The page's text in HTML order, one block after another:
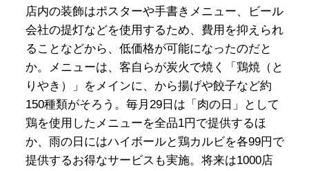
店内の装飾はポスターや手書きメニュー、ビール
会社の提灯などを使用するため、費用を抑えられ
ることなどから、低価格が可能になったのだと
か。メニューは、客自らが炭火で焼く「鶏焼（と
りやき）」をメインに、から揚げや餃子など約
150種類がそろう。毎月29日は「肉の日」として
鶏を使用したメニューを全品1円で提供するほ
か、雨の日にはハイボールと鶏カルビを各99円で
提供するお得なサービスも実施。将来は1000店